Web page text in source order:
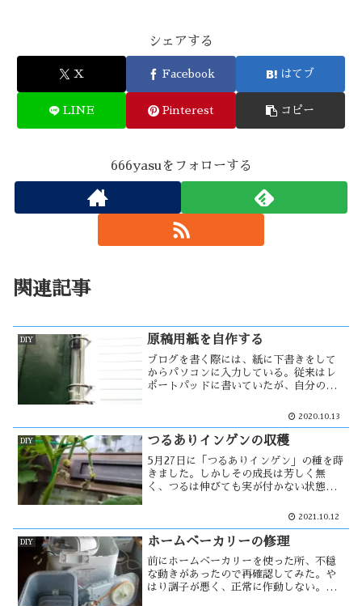
シェアする
X Facebook はてブ
LINE Pinterest コピー
666yasuをフォローする
関連記事
DIY 原稿用紙を自作する
ブログを書く際には、紙に下書きをして
からパソコンに入力している。従来はレ
ポートパッドに書いていたが、自分の様
なる。そこで、一番費用の安いA４のコ
の事によりかなり費用が・・
2020.10.13
DIY つるありインゲンの収穫
5月27日に「つるありインゲン」の種を蒔
きました。しかしその成長は芳しく無
く、つるは伸びても実が付かない状態が
だ！それでも栽培を続け、涼しくなり始
後は順調に実が付き・・・
2021.10.12
DIY ホームベーカリーの修理
前にホームベーカリーを使った所、不穏
な動きがあったので再確認してみた。や
はり調子が悪く、正常に作動しない。そ